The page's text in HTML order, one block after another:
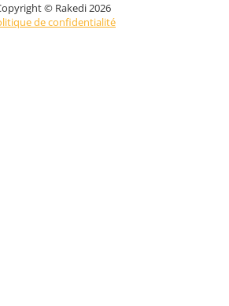
© Rakedi 2026
de confidentialité